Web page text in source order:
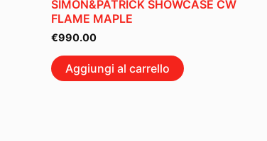
SIMON&PATRICK SHOWCASE CW
FLAME MAPLE
€990.00
Aggiungi al carrello